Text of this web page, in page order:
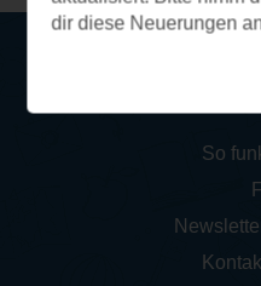
dir diese Neuerungen
So